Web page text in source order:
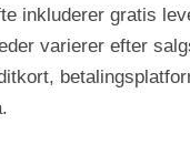
inkluderer gratis
varierer efter